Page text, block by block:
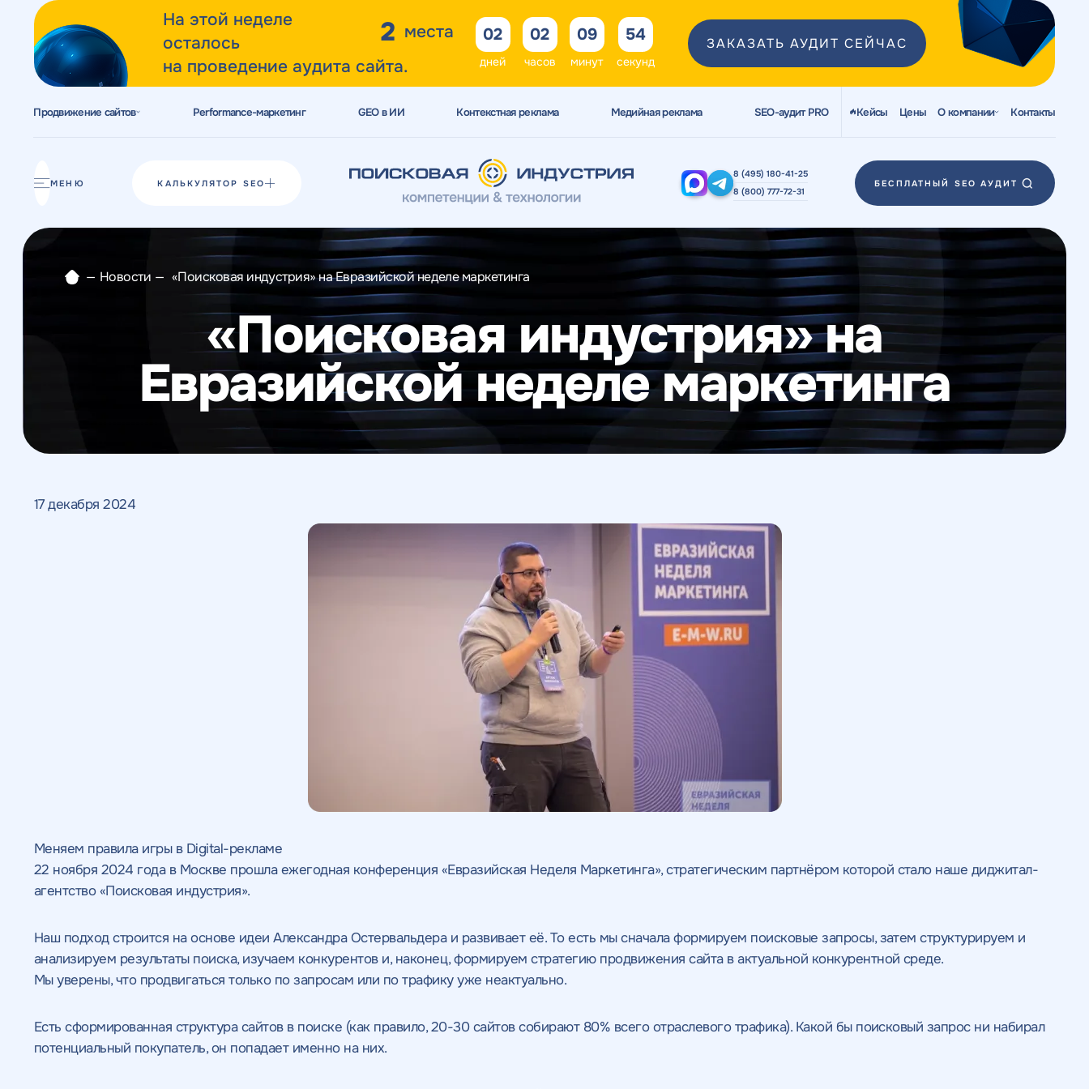
На этой неделе
осталось
2 места
на проведение аудита сайта.
02
дней
02
часов
09
минут
52
секунд
ЗАКАЗАТЬ АУДИТ СЕЙЧАС
Продвижение сайтов Performance-маркетинг GEO в ИИ Контекстная реклама Медийная реклама SEO-аудит PRO Кейсы Цены О компании Контакты
МЕНЮ КАЛЬКУЛЯТОР SEO
8 (495) 180-41-25
8 (800) 777-72-31
БЕСПЛАТНЫЙ SEO АУДИТ
Разработка прототипов
Разработка контента
Реклама у блогеров
Веб-аналитика
— Новости — «Поисковая индустрия» на Евразийской неделе маркетинга
«Поисковая индустрия» на
Евразийской неделе маркетинга
17 декабря 2024
Меняем правила игры в Digital-рекламе
22 ноября 2024 года в Москве прошла ежегодная конференция «Евразийская Неделя Маркетинга», стратегическим партнёром которой стало наше диджитал-
агентство «Поисковая индустрия».
Наш подход строится на основе идеи Александра Остервальдера и развивает её. То есть мы сначала формируем поисковые запросы, затем структурируем и
анализируем результаты поиска, изучаем конкурентов и, наконец, формируем стратегию продвижения сайта в актуальной конкурентной среде.
Мы уверены, что продвигаться только по запросам или по трафику уже неактуально.
Есть сформированная структура сайтов в поиске (как правило, 20-30 сайтов собирают 80% всего отраслевого трафика). Какой бы поисковый запрос ни набирал
потенциальный покупатель, он попадает именно на них.